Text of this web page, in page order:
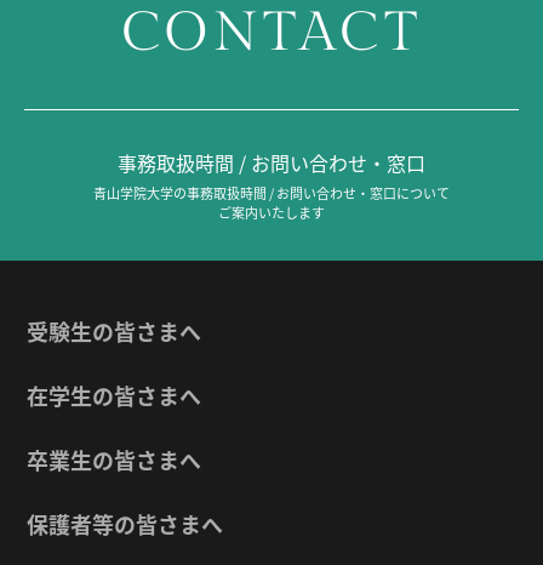
CONTACT
事務取扱時間 / お問い合わせ・窓口
青山学院大学の事務取扱時間 / お問い合わせ・窓口について
ご案内いたします
受験生の皆さまへ
在学生の皆さまへ
卒業生の皆さまへ
保護者等の皆さまへ